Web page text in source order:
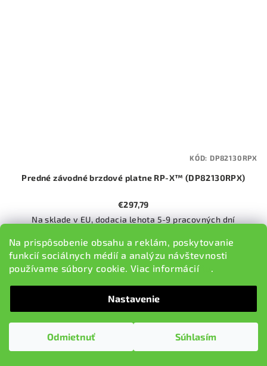
Na prispôsobenie obsahu a reklám, poskytovanie
funkcií sociálnych médií a analýzu návštevnosti
používame súbory cookie. Viac informácií
.
Nastavenie
Odmietnuť Súhlasím
Predné závodné brzdové platne RP-X™ (DP82130RPX)
€297,79
Na sklade v EU, dodacia lehota 5-9 pracovných dní
Do košíka
KÓD: DP82130RPX